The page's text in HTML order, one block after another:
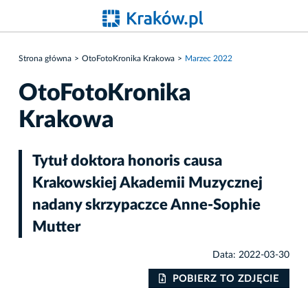
Strona główna OtoFotoKronika Krakowa Marzec 2022
OtoFotoKronika
Krakowa
Tytuł doktora honoris causa
Krakowskiej Akademii Muzycznej
nadany skrzypaczce Anne-Sophie
Mutter
Data: 2022-03-30
POBIERZ TO ZDJĘCIE